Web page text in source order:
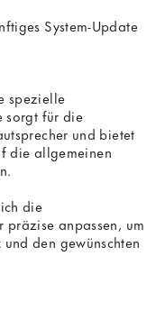
System-Update
spezielle
sorgt für die
und bietet
die allgemeinen
die
präzise anpassen, um
den gewünschten